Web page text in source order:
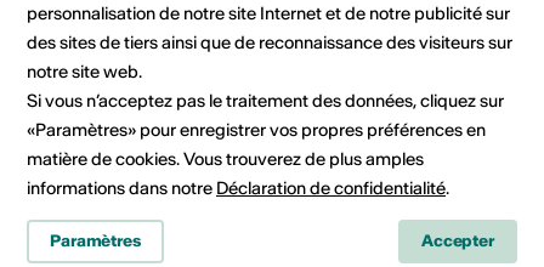
Institution / organisation
Harmonie Municipale de Sion
Corps de musique officiel de la Ville de Sion et de l'État
du Valais
Route du Rawil 51
case postale 326
1950 Sion
E-Mail
Site Internet
personnalisation de notre site Internet et de notre publicité sur
des sites de tiers ainsi que de reconnaissance des visiteurs sur
notre site web.
Si vous n’acceptez pas le traitement des données, cliquez sur
«Paramètres» pour enregistrer vos propres préférences en
matière de cookies. Vous trouverez de plus amples
informations dans notre Déclaration de confidentialité.
Paramètres Accepter